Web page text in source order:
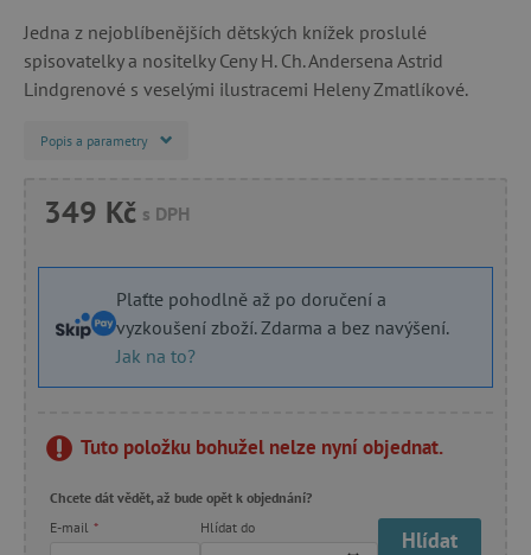
Jedna z nejoblíbenějších dětských knížek proslulé
spisovatelky a nositelky Ceny H. Ch. Andersena Astrid
Lindgrenové s veselými ilustracemi Heleny Zmatlíkové.
Popis a parametry
349 Kč s DPH
Plaťte pohodlně až po doručení a
vyzkoušení zboží. Zdarma a bez navýšení.
Jak na to?
Tuto položku bohužel nelze nyní objednat.
Chcete dát vědět, až bude opět k objednání?
E-mail * Hlídat do Hlídat